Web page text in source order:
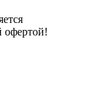
офертой!